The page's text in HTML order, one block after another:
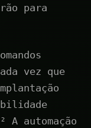
para
vez que
A automação